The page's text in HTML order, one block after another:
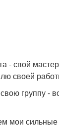
- свой
своей
группу -
мои